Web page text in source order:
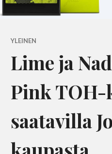
YLEINEN
Lime ja
Pink
saatavilla